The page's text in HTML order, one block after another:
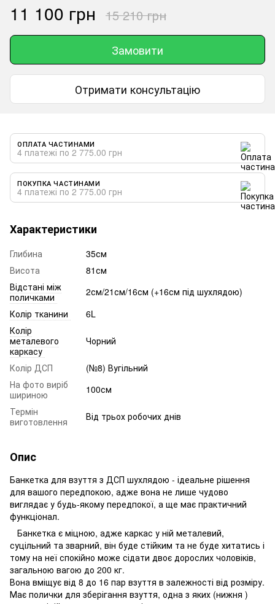
11 100 грн 15 210 грн
Замовити
Отримати консультацію
ОПЛАТА ЧАСТИНАМИ
4 платежі по 2 775.00 грн
ПОКУПКА ЧАСТИНАМИ
4 платежі по 2 775.00 грн
Характеристики
Глибина
35см
Висота
81см
Відстані між
поличками
2см/21см/16см (+16см під шухлядою)
Колір тканини
6L
Колір
металевого
каркасу
Чорний
Колір ДСП
(№8) Вугільний
На фото виріб
шириною
100см
Термін
виготовлення
Від трьох робочих днів
Опис
Банкетка для взуття з ДСП шухлядою - ідеальне рішення
для вашого передпокою, адже вона не лише чудово
виглядає у будь-якому передпокої, а ще має практичний
функціонал.
Банкетка є міцною, адже каркас у ній металевий,
суцільний та зварний, він буде стійким та не буде хитатись і
тому на неї спокійно може сідати двоє дорослих чоловіків,
загальною вагою до 200 кг.
Вона вміщує від 8 до 16 пар взуття в залежності від розміру.
Має полички для зберігання взуття, одна з яких (нижня )